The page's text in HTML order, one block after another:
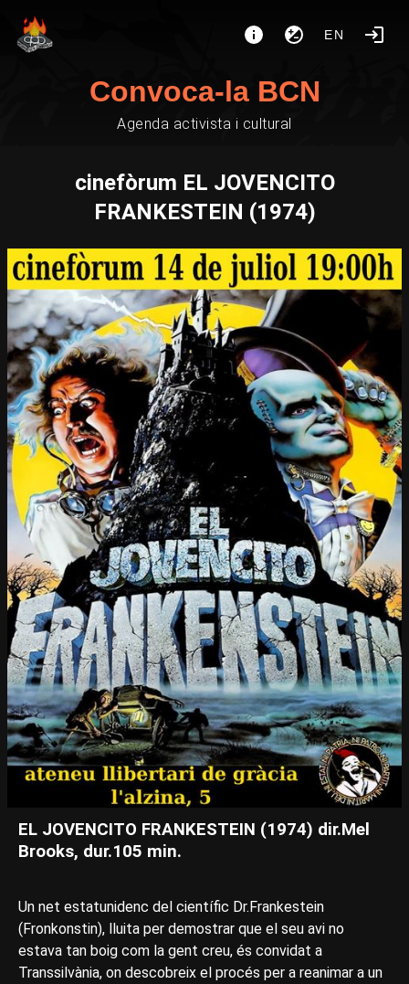
EN
Convoca-la BCN
Agenda activista i cultural
cinefòrum EL JOVENCITO
FRANKESTEIN (1974)
EL JOVENCITO FRANKESTEIN (1974) dir.Mel
Brooks, dur.105 min.
Un net estatunidenc del científic Dr.Frankestein
(Fronkonstin), lluita per demostrar que el seu avi no
estava tan boig com la gent creu, és convidat a
Transsilvània, on descobreix el procés per a reanimar a un